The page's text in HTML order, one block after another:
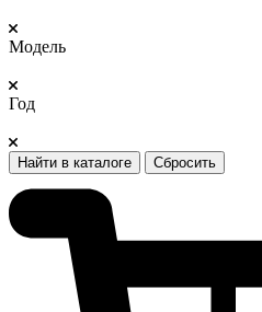
Модель
Год
Найти в каталоге Сбросить